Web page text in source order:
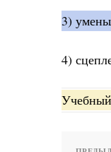
3)
4)